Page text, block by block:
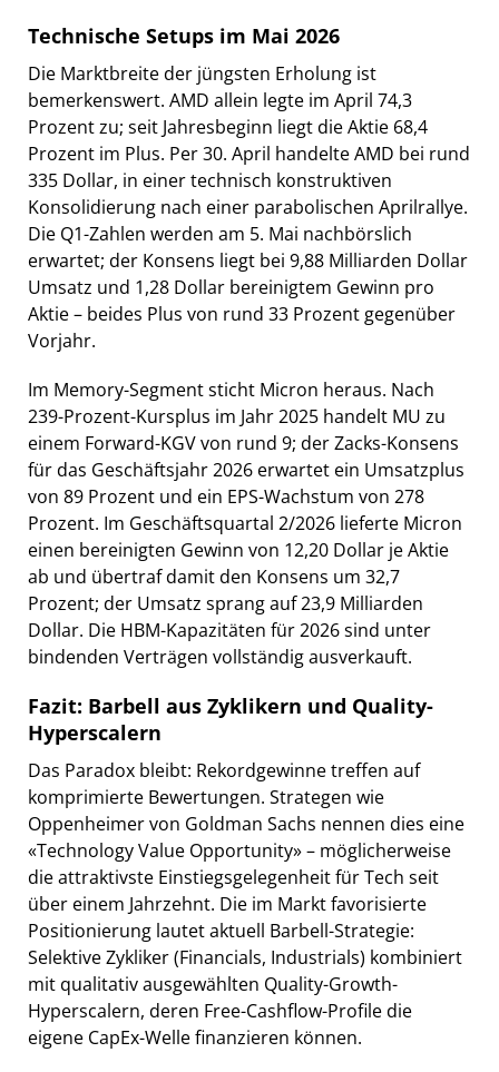
Technische Setups im Mai 2026
Die Marktbreite der jüngsten Erholung ist
bemerkenswert. AMD allein legte im April 74,3
Prozent zu; seit Jahresbeginn liegt die Aktie 68,4
Prozent im Plus. Per 30. April handelte AMD bei rund
335 Dollar, in einer technisch konstruktiven
Konsolidierung nach einer parabolischen Aprilrallye.
Die Q1-Zahlen werden am 5. Mai nachbörslich
erwartet; der Konsens liegt bei 9,88 Milliarden Dollar
Umsatz und 1,28 Dollar bereinigtem Gewinn pro
Aktie – beides Plus von rund 33 Prozent gegenüber
Vorjahr.
Im Memory-Segment sticht Micron heraus. Nach
239-Prozent-Kursplus im Jahr 2025 handelt MU zu
einem Forward-KGV von rund 9; der Zacks-Konsens
für das Geschäftsjahr 2026 erwartet ein Umsatzplus
von 89 Prozent und ein EPS-Wachstum von 278
Prozent. Im Geschäftsquartal 2/2026 lieferte Micron
einen bereinigten Gewinn von 12,20 Dollar je Aktie
ab und übertraf damit den Konsens um 32,7
Prozent; der Umsatz sprang auf 23,9 Milliarden
Dollar. Die HBM-Kapazitäten für 2026 sind unter
bindenden Verträgen vollständig ausverkauft.
Fazit: Barbell aus Zyklikern und Quality-
Hyperscalern
Das Paradox bleibt: Rekordgewinne treffen auf
komprimierte Bewertungen. Strategen wie
Oppenheimer von Goldman Sachs nennen dies eine
«Technology Value Opportunity» – möglicherweise
die attraktivste Einstiegsgelegenheit für Tech seit
über einem Jahrzehnt. Die im Markt favorisierte
Positionierung lautet aktuell Barbell-Strategie:
Selektive Zykliker (Financials, Industrials) kombiniert
mit qualitativ ausgewählten Quality-Growth-
Hyperscalern, deren Free-Cashflow-Profile die
eigene CapEx-Welle finanzieren können.